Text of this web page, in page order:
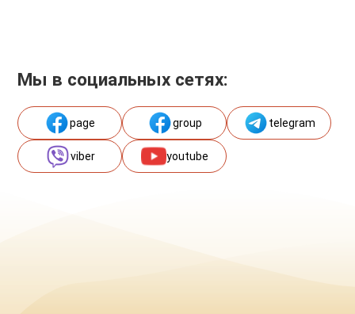
Мы в социальных сетях:
page group telegram
viber youtube